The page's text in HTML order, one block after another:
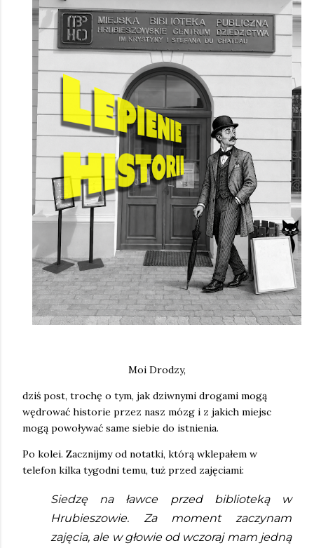
Moi Drodzy,
dziś post, trochę o tym, jak dziwnymi drogami mogą
wędrować historie przez nasz mózg i z jakich miejsc
mogą powoływać same siebie do istnienia.
Po kolei. Zacznijmy od notatki, którą wklepałem w
telefon kilka tygodni temu, tuż przed zajęciami:
Siedzę na ławce przed biblioteką w
Hrubieszowie. Za moment zaczynam
zajęcia, ale w głowie od wczoraj mam jedną